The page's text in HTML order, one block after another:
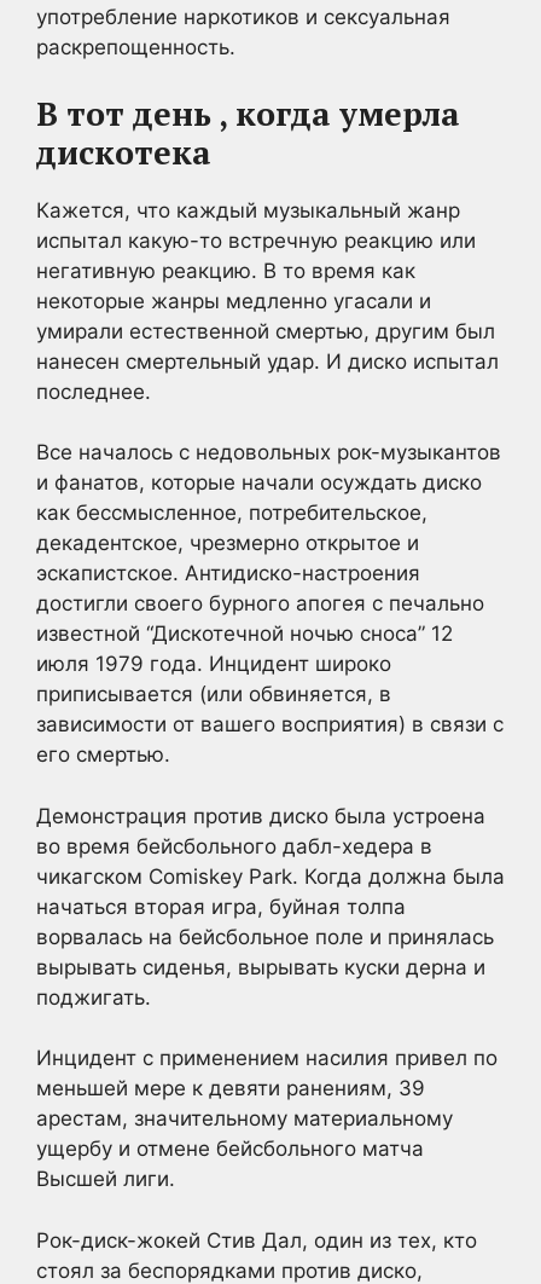
употребление наркотиков и сексуальная
раскрепощенность.
В тот день , когда умерла
дискотека
Кажется, что каждый музыкальный жанр
испытал какую-то встречную реакцию или
негативную реакцию. В то время как
некоторые жанры медленно угасали и
умирали естественной смертью, другим был
нанесен смертельный удар. И диско испытал
последнее.
Все началось с недовольных рок-музыкантов
и фанатов, которые начали осуждать диско
как бессмысленное, потребительское,
декадентское, чрезмерно открытое и
эскапистское. Антидиско-настроения
достигли своего бурного апогея с печально
известной “Дискотечной ночью сноса” 12
июля 1979 года. Инцидент широко
приписывается (или обвиняется, в
зависимости от вашего восприятия) в связи с
его смертью.
Демонстрация против диско была устроена
во время бейсбольного дабл-хедера в
чикагском Comiskey Park. Когда должна была
начаться вторая игра, буйная толпа
ворвалась на бейсбольное поле и принялась
вырывать сиденья, вырывать куски дерна и
поджигать.
Инцидент с применением насилия привел по
меньшей мере к девяти ранениям, 39
арестам, значительному материальному
ущербу и отмене бейсбольного матча
Высшей лиги.
Рок-диск-жокей Стив Дал, один из тех, кто
стоял за беспорядками против диско,